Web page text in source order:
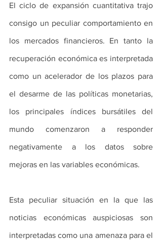
El ciclo de expansión cuantitativa trajo
consigo un peculiar comportamiento en
los mercados financieros. En tanto la
recuperación económica es interpretada
como un acelerador de los plazos para
el desarme de las políticas monetarias,
los principales índices bursátiles del
mundo comenzaron a responder
negativamente a los datos sobre
mejoras en las variables económicas.
Esta peculiar situación en la que las
noticias económicas auspiciosas son
interpretadas como una amenaza para el